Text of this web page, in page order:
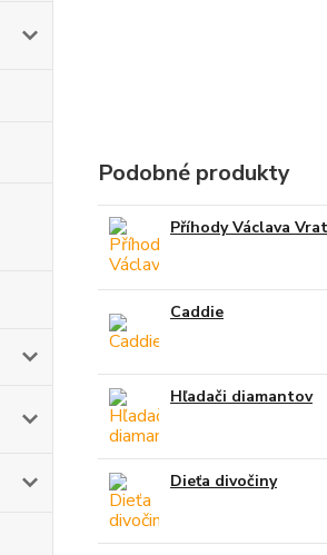
Podobné produkty
Příhody Václava
Caddie
Hľadači diamantov
Dieťa divočiny